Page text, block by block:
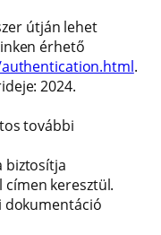
útján lehet
érhető
.
2024.
további
biztosítja
címen keresztül.
dokumentáció